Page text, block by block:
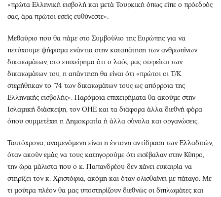
«πρώτα Ελληνική εισβολή και μετά Τουρκική όπως είπε ο πρόεδρός
σας, άρα πρώτοι εσείς ευθύνεστε».
Μεθαύριο που θα πάμε στο Συμβούλιο της Ευρώπης για να
πετύχουμε ψήφισμα ενάντια στην καταπάτηση των ανθρωπίνων
δικαιωμάτων, στο επιχείρημα ότι ο λαός μας στερείται των
δικαιωμάτων του, η απάντηση θα είναι ότι «πρώτοι οι Τ/Κ
στερήθηκαν το ’74 των δικαιωμάτων τους ως απόρροια της
Ελληνικής εισβολής». Παρόμοια επιχειρήματα θα ακούμε στην
Ισλαμική διάσκεψη, τον ΟΗΕ και τα διάφορα άλλα διεθνή φόρα
όπου συμμετέχει η Δημοκρατία ή άλλα σύνολα και οργανώσεις.
Ταυτόχρονα, αναμενόμενη είναι η έντονη αντίδραση των Ελλαδιτών,
όταν ακούν εμάς να τους κατηγορούμε ότι εισέβαλαν στην Κύπρο,
την ώρα μάλιστα που ο κ. Παπανδρέου δεν χάνει ευκαιρία να
στηρίξει τον κ. Χριστόφια, ακόμη και όταν ολισθαίνει με πάταγο. Με
τι μούτρα πλέον θα μας υποστηρίζουν διεθνώς οι διπλωμάτες και